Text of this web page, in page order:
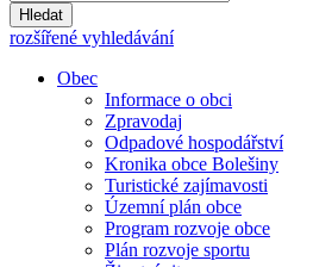
Hledat
rozšířené vyhledávání
Obec
Informace o obci
Zpravodaj
Odpadové hospodářství
Kronika obce Bolešiny
Turistické zajímavosti
Územní plán obce
Program rozvoje obce
Plán rozvoje sportu